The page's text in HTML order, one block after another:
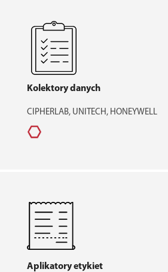
Kolektory danych
CIPHERLAB, UNITECH, HONEYWELL
Aplikatory etykiet